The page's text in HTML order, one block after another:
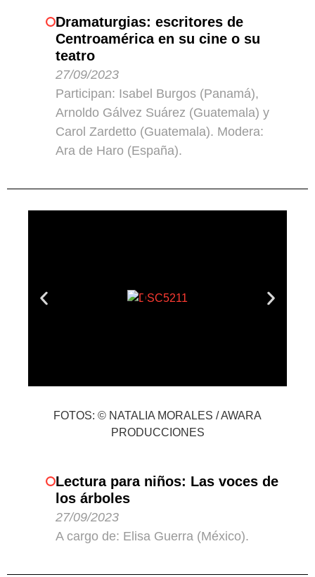
Dramaturgias: escritores de
Centroamérica en su cine o su
teatro
27/09/2023
Participan: Isabel Burgos (Panamá),
Arnoldo Gálvez Suárez (Guatemala) y
Carol Zardetto (Guatemala). Modera:
Ara de Haro (España).
FOTOS: © NATALIA MORALES / AWARA
PRODUCCIONES
Lectura para niños: Las voces de
los árboles
27/09/2023
A cargo de: Elisa Guerra (México).